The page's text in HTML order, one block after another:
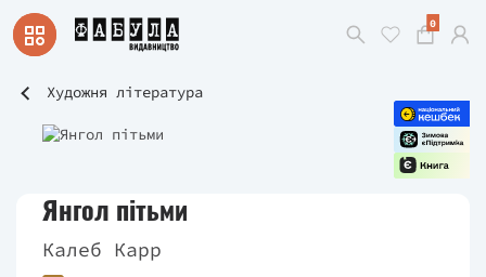
0
Художня література
Янгол пітьми
Калеб Карр